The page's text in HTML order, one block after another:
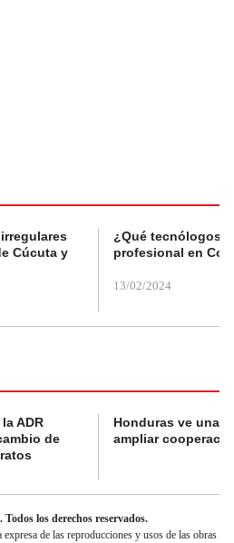
Cúcuta y
¿Qué tecnólogos
profesional en
13/02/2024
ADR
de
Honduras ve una
ampliar
los derechos reservados.
de las reproducciones y usos de las obras